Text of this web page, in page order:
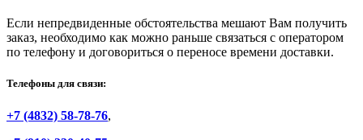
Если непредвиденные обстоятельства мешают Вам получить
заказ, необходимо как можно раньше связаться с оператором
по телефону и договориться о переносе времени доставки.
Телефоны для связи:
+7 (4832) 58-78-76,